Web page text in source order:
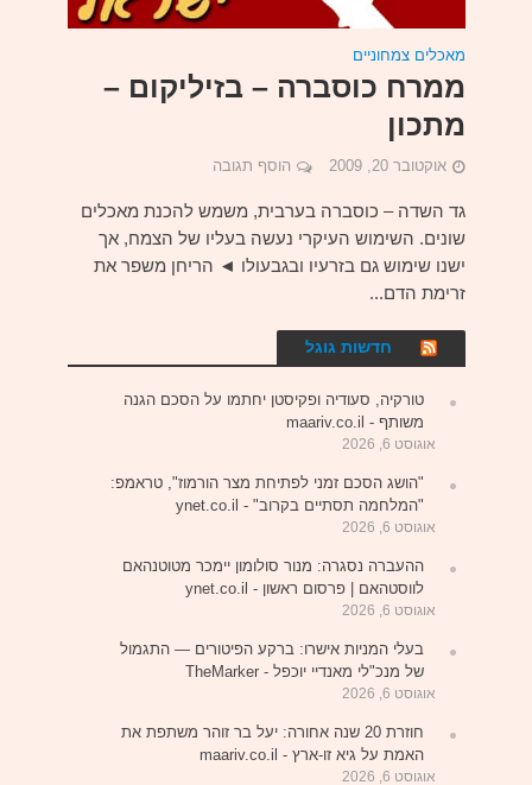
מאכלים צמחוניים
ממרח כוסברה – בזיליקום –
מתכון
אוקטובר 20, 2009 הוסף תגובה
גד השדה – כוסברה בערבית, משמש להכנת מאכלים
שונים. השימוש העיקרי נעשה בעליו של הצמח, אך
ישנו שימוש גם בזרעיו ובגבעולו ◄ הריחן משפר את
זרימת הדם...
חדשות גוגל
טורקיה, סעודיה ופקיסטן יחתמו על הסכם הגנה
משותף - maariv.co.il
אוגוסט 6, 2026
"הושג הסכם זמני לפתיחת מצר הורמוז", טראמפ:
"המלחמה תסתיים בקרוב" - ynet.co.il
אוגוסט 6, 2026
ההעברה נסגרה: מנור סולומון יימכר מטוטנהאם
לווסטהאם | פרסום ראשון - ynet.co.il
אוגוסט 6, 2026
בעלי המניות אישרו: ברקע הפיטורים — התגמול
של מנכ"לי מאנדיי יוכפל - TheMarker
אוגוסט 6, 2026
חוזרת 20 שנה אחורה: יעל בר זוהר משתפת את
האמת על גיא זו-ארץ - maariv.co.il
אוגוסט 6, 2026